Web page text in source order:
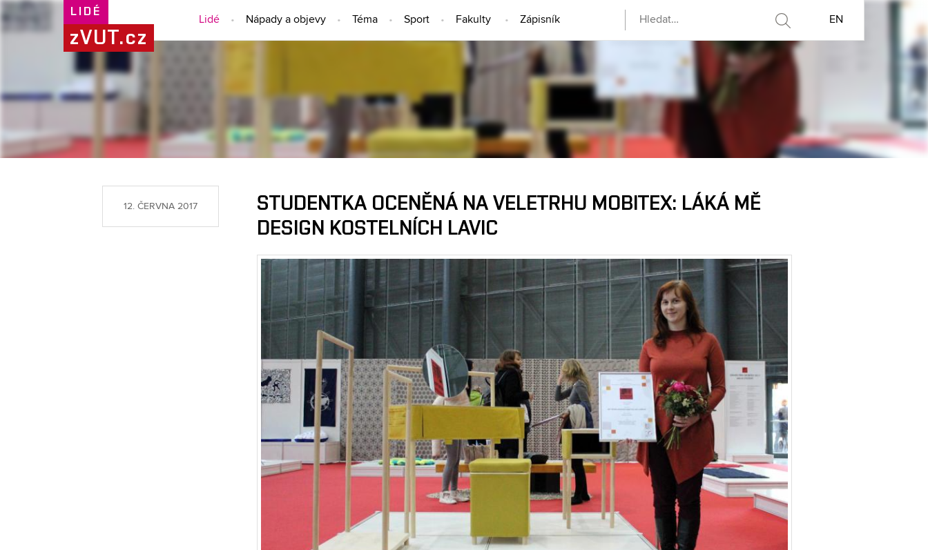
LIDÉ
zVUT.cz
Lidé Nápady a objevy Téma Sport Fakulty Zápisník EN
LIDÉ
12. ČERVNA 2017
STUDENTKA OCENĚNÁ NA VELETRHU MOBITEX: LÁKÁ MĚ
DESIGN KOSTELNÍCH LAVIC